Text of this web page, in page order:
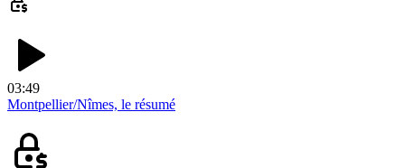
03:49
Montpellier/Nîmes, le résumé